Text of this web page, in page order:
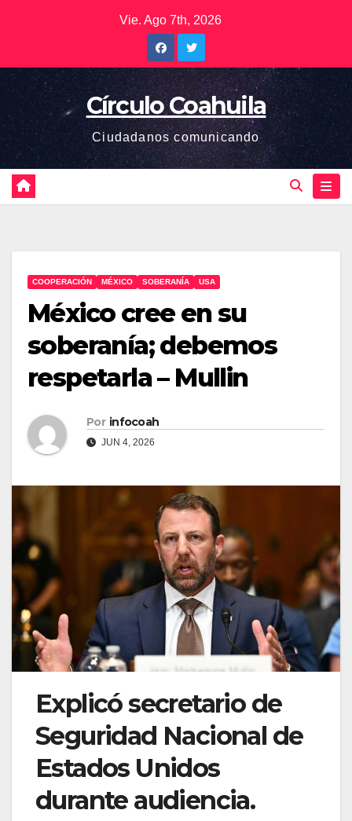
Vie. Ago 7th, 2026
Círculo Coahuila
Ciudadanos comunicando
COOPERACIÓN MÉXICO SOBERANÍA USA
México cree en su
soberanía; debemos
respetarla – Mullin
Por infocoah
JUN 4, 2026
Explicó secretario de
Seguridad Nacional de
Estados Unidos
durante audiencia.